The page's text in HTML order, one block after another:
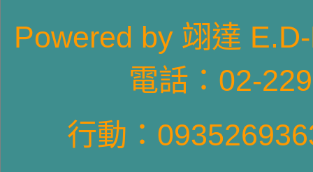
Powered by 翊達
電話：02-
行動：